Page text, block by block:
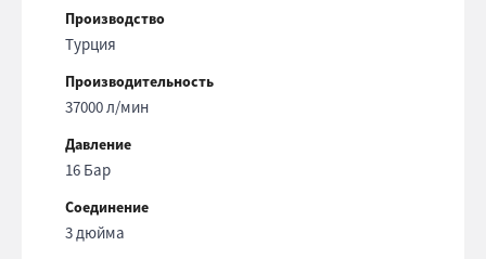
Производство
Турция
Производительность
37000 л/мин
Давление
16 Бар
Соединение
3 дюйма